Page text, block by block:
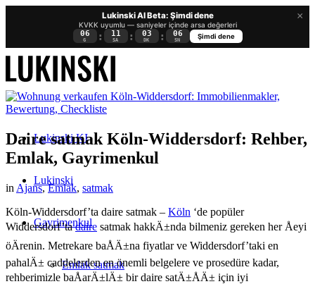
×
Lukinski AI Beta: Şimdi dene
KVKK uyumlu — saniyeler içinde arsa değerleri
06
G : 11
SA : 03
DK : 05
SN
Şimdi dene
Lukinski KI
Lukinski
Gayrimenkul
Emlak satmak
Daire satmak Köln-Widdersdorf: Rehber,
Emlak, Gayrimenkul
in Ajans,Emlak, satmak
Köln-Widdersdorf’ta daire satmak – Köln ‘de popüler
Widdersdorf’tadaire satmak hakkÄ±nda bilmeniz gereken her Åeyi
öÄrenin. Metrekare baÅÄ±na fiyatlar ve Widdersdorf’taki en
pahalÄ± caddelerden en önemli belgelere ve prosedüre kadar,
rehberimizle baÅarÄ±lÄ± bir daire satÄ±ÅÄ± için iyi